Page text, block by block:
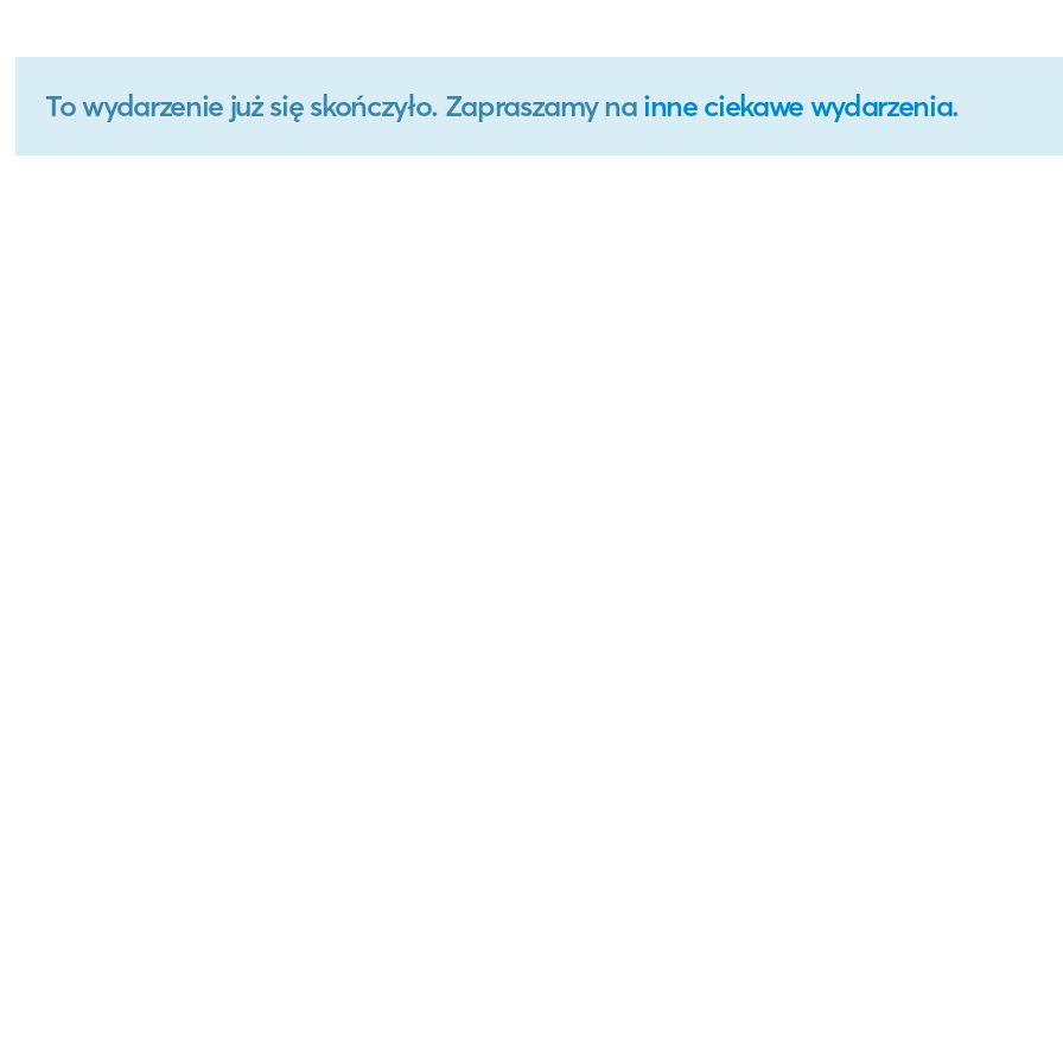
To wydarzenie już się skończyło. Zapraszamy na inne ciekawe wydarzenia.